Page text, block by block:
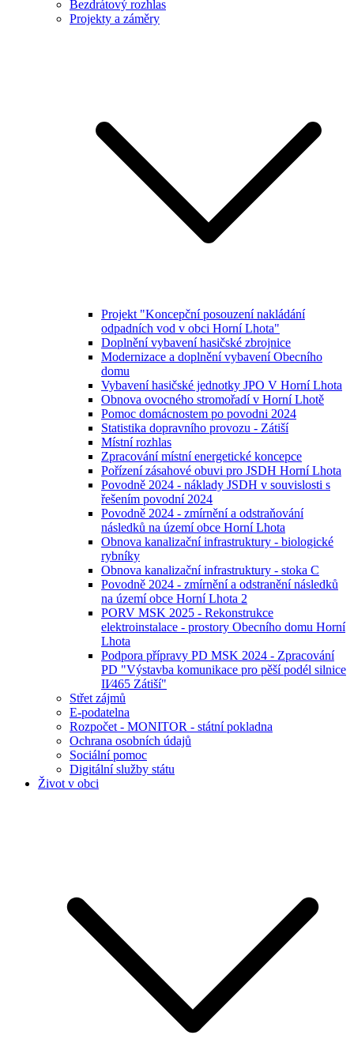
Bezdrátový rozhlas
Projekty a záměry
Projekt "Koncepční posouzení nakládání
odpadních vod v obci Horní Lhota"
Doplnění vybavení hasičské zbrojnice
Modernizace a doplnění vybavení Obecního
domu
Vybavení hasičské jednotky JPO V Horní Lhota
Obnova ovocného stromořadí v Horní Lhotě
Pomoc domácnostem po povodni 2024
Statistika dopravního provozu - Zátiší
Místní rozhlas
Zpracování místní energetické koncepce
Pořízení zásahové obuvi pro JSDH Horní Lhota
Povodně 2024 - náklady JSDH v souvislosti s
řešením povodní 2024
Povodně 2024 - zmírnění a odstraňování
následků na území obce Horní Lhota
Obnova kanalizační infrastruktury - biologické
rybníky
Obnova kanalizační infrastruktury - stoka C
Povodně 2024 - zmírnění a odstranění následků
na území obce Horní Lhota 2
PORV MSK 2025 - Rekonstrukce
elektroinstalace - prostory Obecního domu Horní
Lhota
Podpora přípravy PD MSK 2024 - Zpracování
PD "Výstavba komunikace pro pěší podél silnice
II⁄465 Zátiší"
Střet zájmů
E-podatelna
Rozpočet - MONITOR - státní pokladna
Ochrana osobních údajů
Sociální pomoc
Digitální služby státu
Život v obci